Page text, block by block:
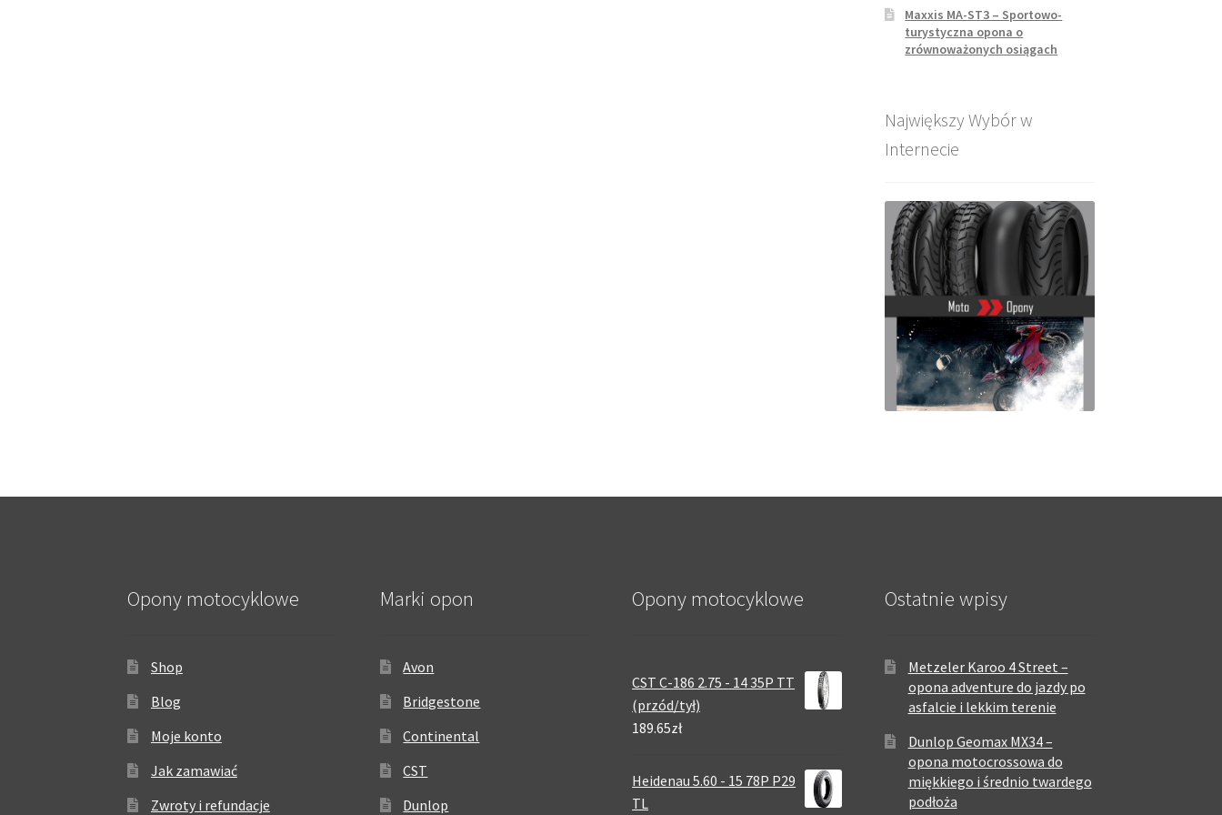
Maxxis MA-ST3 – Sportowo-
turystyczna opona o
zrównoważonych osiągach
Największy Wybór w
Internecie
Opony motocyklowe
Shop
Blog
Moje konto
Jak zamawiać
Zwroty i refundacje
Marki opon
Avon
Bridgestone
Continental
CST
Dunlop
Opony motocyklowe
CST C-186 2.75 - 14 35P TT
(przód/tył)
189.65zł
Heidenau 5.60 - 15 78P P29
TL
Ostatnie wpisy
Metzeler Karoo 4 Street –
opona adventure do jazdy po
asfalcie i lekkim terenie
Dunlop Geomax MX34 –
opona motocrossowa do
miękkiego i średnio twardego
podłoża